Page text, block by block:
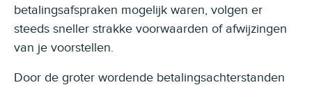
betalingsafspraken mogelijk waren, volgen er
steeds sneller strakke voorwaarden of afwijzingen
van je voorstellen.
Door de groter wordende betalingsachterstanden